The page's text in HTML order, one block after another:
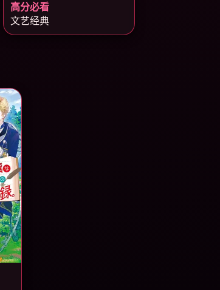
高分必看
文艺经典